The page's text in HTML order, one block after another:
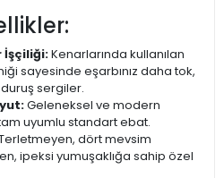
İşçiliği:Kenarlarında kullanılan
sayesinde eşarbınız daha tok,
sergiler.
Geleneksel ve modern
uyumlu standart ebat.
dört mevsim
ipeksi yumuşaklığa sahip özel